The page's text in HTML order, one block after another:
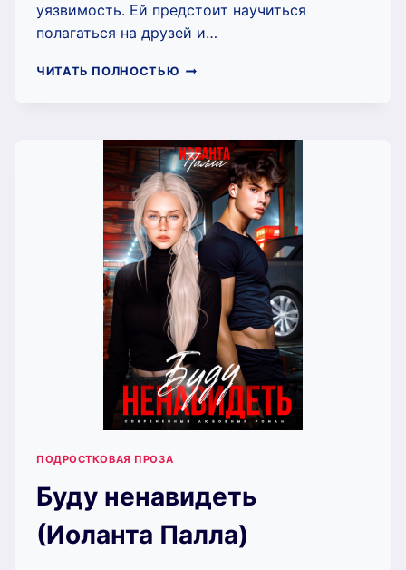
уязвимость. Ей предстоит научиться
полагаться на друзей и…
ЧИТАТЬ ПОЛНОСТЬЮ ТАКАЯ
ОГИНСКАЯ)
ПОДРОСТКОВАЯ ПРОЗА
Буду ненавидеть
(Иоланта Палла)